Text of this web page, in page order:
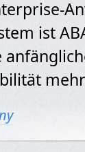
ist